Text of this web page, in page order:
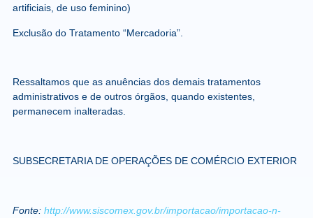
artificiais, de uso feminino)
Exclusão do Tratamento “Mercadoria”.
Ressaltamos que as anuências dos demais tratamentos
administrativos e de outros órgãos, quando existentes,
permanecem inalteradas.
SUBSECRETARIA DE OPERAÇÕES DE COMÉRCIO EXTERIOR
Fonte: http://www.siscomex.gov.br/importacao/importacao-n-